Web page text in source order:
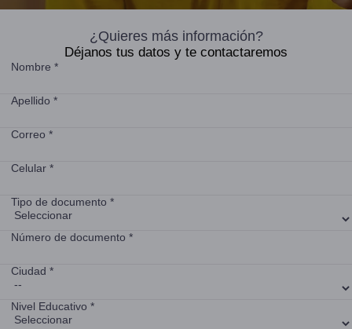
¿Quieres más información?
Déjanos tus datos y te contactaremos
Nombre *
Apellido *
Correo *
Celular *
Tipo de documento *
Número de documento *
Ciudad *
Nivel Educativo *